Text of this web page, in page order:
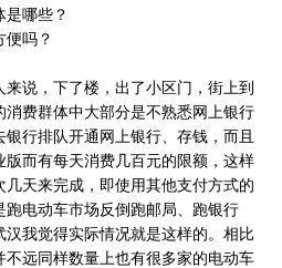
哪些？
吗？
说，下了楼，出了小区门，街上到
费群体中大部分是不熟悉网上银行
行排队开通网上银行、存钱，而且
而有每天消费几百元的限额，这样
天来完成，即使用其他支付方式的
电动车市场反倒跑邮局、跑银行
我觉得实际情况就是这样的。相比
远同样数量上也有很多家的电动车